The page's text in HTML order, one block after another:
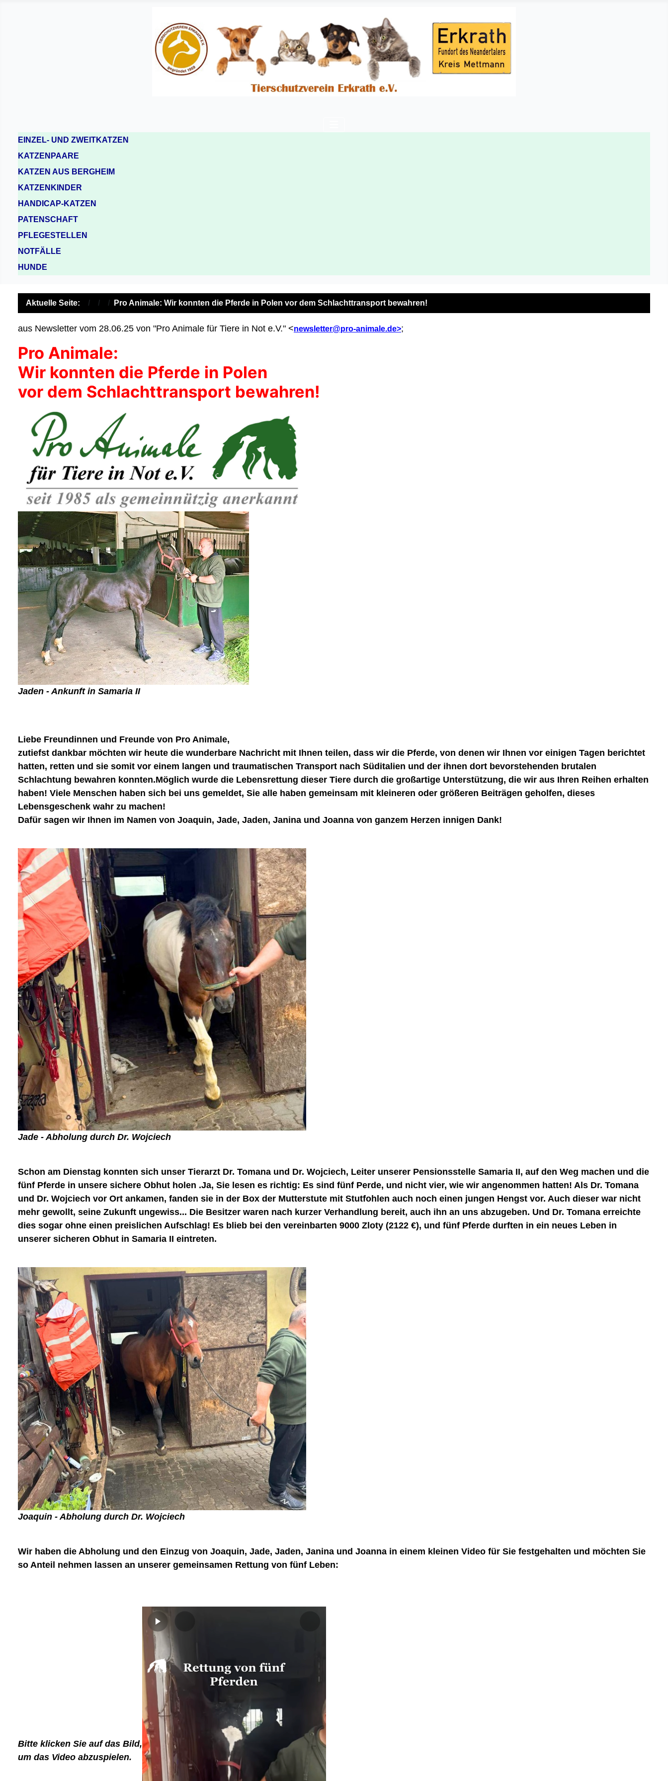
EINZEL- UND ZWEITKATZEN
KATZENPAARE
KATZEN AUS BERGHEIM
KATZENKINDER
HANDICAP-KATZEN
PATENSCHAFT
PFLEGESTELLEN
NOTFÄLLE
HUNDE
Aktuelle Seite: Pro Animale: Wir konnten die Pferde in Polen vor dem Schlachttransport bewahren!
aus Newsletter vom 28.06.25 von "Pro Animale für Tiere in Not e.V." <newsletter@pro-animale.de>;
Pro Animale:
Wir konnten die Pferde in Polen
vor dem Schlachttransport bewahren!
Jaden - Ankunft in Samaria II
Liebe Freundinnen und Freunde von Pro Animale,
zutiefst dankbar möchten wir heute die wunderbare Nachricht mit Ihnen teilen, dass wir die Pferde, von denen wir Ihnen vor einigen Tagen berichtet
hatten, retten und sie somit vor einem langen und traumatischen Transport nach Süditalien und der ihnen dort bevorstehenden brutalen
Schlachtung bewahren konnten.Möglich wurde die Lebensrettung dieser Tiere durch die großartige Unterstützung, die wir aus Ihren Reihen erhalten
haben! Viele Menschen haben sich bei uns gemeldet, Sie alle haben gemeinsam mit kleineren oder größeren Beiträgen geholfen, dieses
Lebensgeschenk wahr zu machen!
Dafür sagen wir Ihnen im Namen von Joaquin, Jade, Jaden, Janina und Joanna von ganzem Herzen innigen Dank!
Jade - Abholung durch Dr. Wojciech
Schon am Dienstag konnten sich unser Tierarzt Dr. Tomana und Dr. Wojciech, Leiter unserer Pensionsstelle Samaria II, auf den Weg machen und die
fünf Pferde in unsere sichere Obhut holen .Ja, Sie lesen es richtig: Es sind fünf Perde, und nicht vier, wie wir angenommen hatten! Als Dr. Tomana
und Dr. Wojciech vor Ort ankamen, fanden sie in der Box der Mutterstute mit Stutfohlen auch noch einen jungen Hengst vor. Auch dieser war nicht
mehr gewollt, seine Zukunft ungewiss... Die Besitzer waren nach kurzer Verhandlung bereit, auch ihn an uns abzugeben. Und Dr. Tomana erreichte
dies sogar ohne einen preislichen Aufschlag! Es blieb bei den vereinbarten 9000 Zloty (2122 €), und fünf Pferde durften in ein neues Leben in
unserer sicheren Obhut in Samaria II eintreten.
Joaquin - Abholung durch Dr. Wojciech
Wir haben die Abholung und den Einzug von Joaquin, Jade, Jaden, Janina und Joanna in einem kleinen Video für Sie festgehalten und möchten Sie
so Anteil nehmen lassen an unserer gemeinsamen Rettung von fünf Leben:
Bitte klicken Sie auf das Bild,
um das Video abzuspielen.